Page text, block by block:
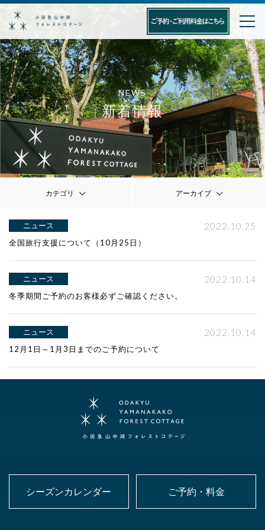
NEWS
新着情報
カテゴリ アーカイブ
ニュース 2022.10.25
全国旅行支援について（10月25日）
ニュース 2022.10.14
冬季期間ご予約のお客様必ずご確認ください。
ニュース 2022.10.14
12月1日～1月3日までのご予約について
シーズンカレンダー ご予約・料金